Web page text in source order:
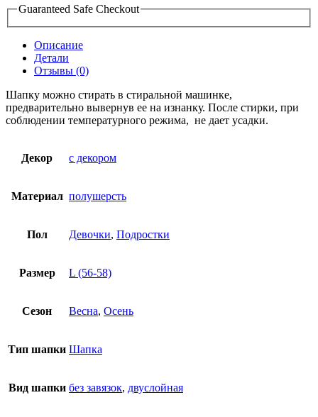
Guaranteed Safe Checkout
Описание
Детали
Отзывы (0)
Шапку можно стирать в стиральной машинке,
предварительно вывернув ее на изнанку. После стирки, при
соблюдении температурного режима, не дает усадки.
Декор с декором
Материал полушерсть
Пол Девочки, Подростки
Размер L (56-58)
Сезон Весна, Осень
Тип шапки Шапка
Вид шапки без завязок, двуслойная